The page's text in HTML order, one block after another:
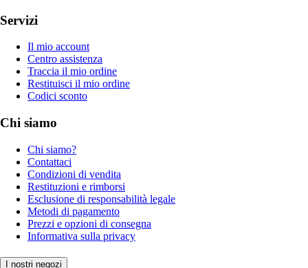
Servizi
Il mio account
Centro assistenza
Traccia il mio ordine
Restituisci il mio ordine
Codici sconto
Chi siamo
Chi siamo?
Contattaci
Condizioni di vendita
Restituzioni e rimborsi
Esclusione di responsabilità legale
Metodi di pagamento
Prezzi e opzioni di consegna
Informativa sulla privacy
I nostri negozi